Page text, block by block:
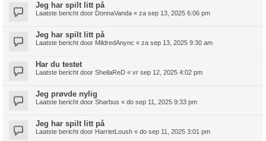
Jeg har spilt litt på
Laatste bericht door DonnaVanda « za sep 13, 2025 6:06 pm
Jeg har spilt litt på
Laatste bericht door MildredAnync « za sep 13, 2025 9:30 am
Har du testet
Laatste bericht door SheilaReD « vr sep 12, 2025 4:02 pm
Jeg prøvde nylig
Laatste bericht door Sharbus « do sep 11, 2025 9:33 pm
Jeg har spilt litt på
Laatste bericht door HarrietLoush « do sep 11, 2025 3:01 pm